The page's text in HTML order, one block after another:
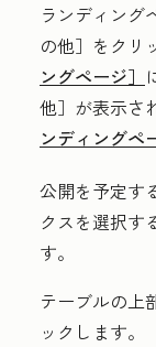
ランディング
の他］をクリ
ングページ］
他］が表示さ
ンディングペ
公開を予定す
クスを選択す
す。
テーブルの上
ックします。